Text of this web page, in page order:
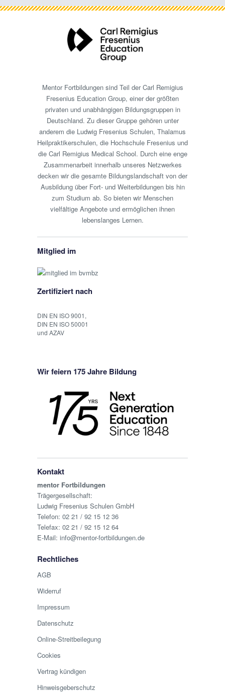
Mentor Fortbildungen sind Teil der Carl Remigius
Fresenius Education Group, einer der größten
privaten und unabhängigen Bildungsgruppen in
Deutschland. Zu dieser Gruppe gehören unter
anderem die Ludwig Fresenius Schulen, Thalamus
Heilpraktikerschulen, die Hochschule Fresenius und
die Carl Remigius Medical School. Durch eine enge
Zusammenarbeit innerhalb unseres Netzwerkes
decken wir die gesamte Bildungslandschaft von der
Ausbildung über Fort- und Weiterbildungen bis hin
zum Studium ab. So bieten wir Menschen
vielfältige Angebote und ermöglichen ihnen
lebenslanges Lernen.
Mitglied im
Zertifiziert nach
DIN EN ISO 9001,
DIN EN ISO 50001
und AZAV
Wir feiern 175 Jahre Bildung
Kontakt
mentor Fortbildungen
Trägergesellschaft:
Ludwig Fresenius Schulen GmbH
Telefon: 02 21 / 92 15 12 36
Telefax: 02 21 / 92 15 12 64
E-Mail: info@mentor-fortbildungen.de
Rechtliches
AGB
Widerruf
Impressum
Datenschutz
Online-Streitbeilegung
Cookies
Vertrag kündigen
Hinweisgeberschutz